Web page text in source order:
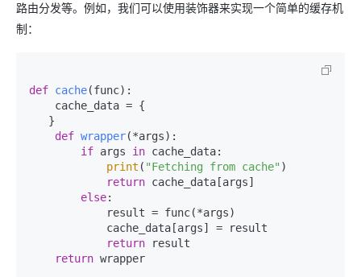
路由分发等。例如，我们可以使用装饰器来实现一个简单的缓存机
制：
def cache(func):
def wrapper(*args):
if args in cache_data:
print ( "Fetching from cache" )
return cache_data[args]
else:
return result
return wrapper